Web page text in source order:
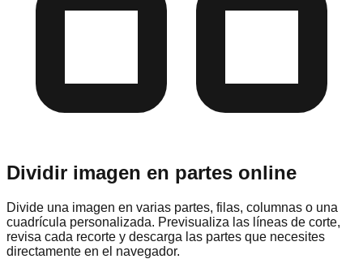
Dividir imagen en partes online
Divide una imagen en varias partes, filas, columnas o una
cuadrícula personalizada. Previsualiza las líneas de corte,
revisa cada recorte y descarga las partes que necesites
directamente en el navegador.